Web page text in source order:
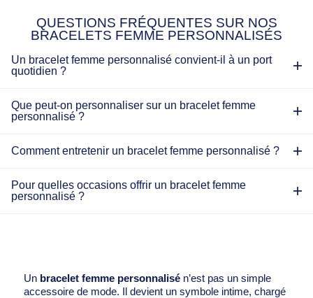
QUESTIONS FRÉQUENTES SUR NOS
BRACELETS FEMME PERSONNALISÉS
Un bracelet femme personnalisé convient-il à un port
quotidien ?
Que peut-on personnaliser sur un bracelet femme
personnalisé ?
Comment entretenir un bracelet femme personnalisé ?
Pour quelles occasions offrir un bracelet femme
personnalisé ?
Un bracelet femme personnalisén’est pas un simple
accessoire de mode. Il devient un symbole intime, chargé